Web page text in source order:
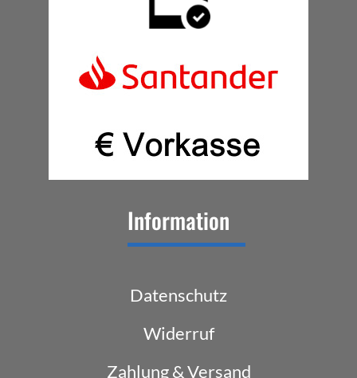
Information
Datenschutz
Widerruf
Zahlung & Versand